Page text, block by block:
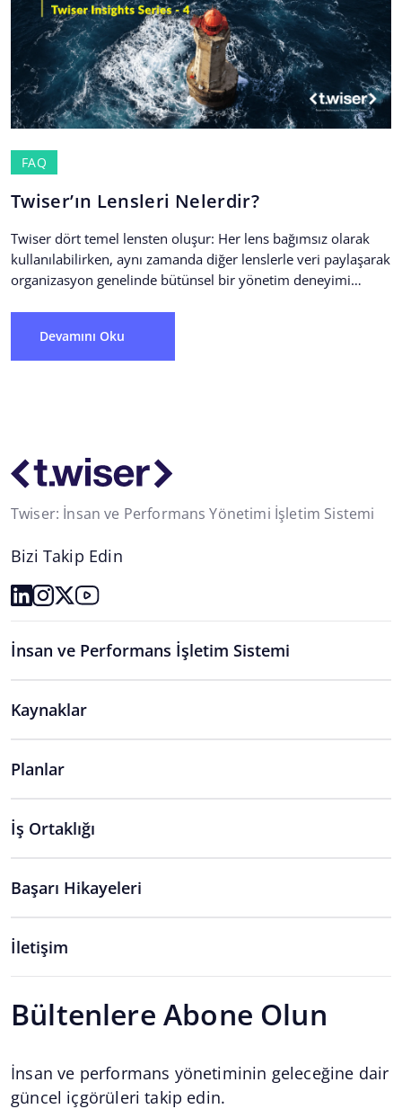
FAQ
Twiser’ın Lensleri Nelerdir?
Twiser dört temel lensten oluşur: Her lens bağımsız olarak
kullanılabilirken, aynı zamanda diğer lenslerle veri paylaşarak
organizasyon genelinde bütünsel bir yönetim deneyimi
Devamını Oku
Twiser: İnsan ve Performans Yönetimi İşletim Sistemi
Bizi Takip Edin
İnsan ve Performans İşletim Sistemi
Kaynaklar
Planlar
İş Ortaklığı
Başarı Hikayeleri
İletişim
Bültenlere Abone Olun
İnsan ve performans yönetiminin geleceğine dair
güncel içgörüleri takip edin.